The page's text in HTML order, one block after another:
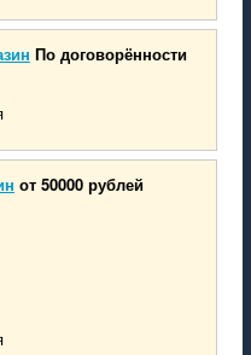
По договорённости
от 50000 рублей